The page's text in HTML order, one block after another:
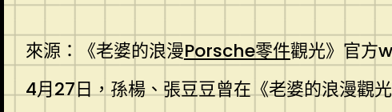
來源：《老婆的浪漫Porsche零件觀光》官方
4月27日，孫楊、張豆豆曾在《老婆的浪漫觀